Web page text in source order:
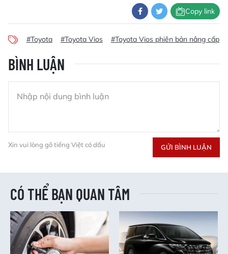
Copy link
#Toyota #Toyota Vios #Toyota Vios phiên bản nâng cấp
BÌNH LUẬN
Xin vui lòng gõ tiếng Việt có dấu GỬI BÌNH LUẬN
CÓ THỂ BẠN QUAN TÂM